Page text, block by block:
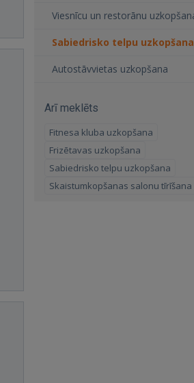
Viesnīcu un restorānu
Sabiedrisko telpu uzkopšana
Autostāvvietas uzkopšana
Arī meklēts
Fitnesa kluba uzkopšana
Frizētavas uzkopšana
Sabiedrisko telpu uzkopšana
Skaistumkopšanas salonu tīrīšana